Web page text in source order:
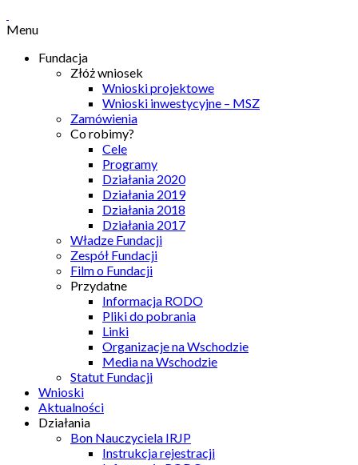
Menu
Fundacja
Złóż wniosek
Wnioski projektowe
Wnioski inwestycyjne – MSZ
Zamówienia
Co robimy?
Cele
Programy
Działania 2020
Działania 2019
Działania 2018
Działania 2017
Władze Fundacji
Zespół Fundacji
Film o Fundacji
Przydatne
Informacja RODO
Pliki do pobrania
Linki
Organizacje na Wschodzie
Media na Wschodzie
Statut Fundacji
Wnioski
Aktualności
Działania
Bon Nauczyciela IRJP
Instrukcja rejestracji